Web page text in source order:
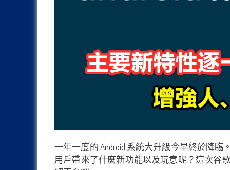
一年一度的 Android 系統大升級今早終於降臨
用戶帶來了什麼新功能以及玩意呢？這次谷